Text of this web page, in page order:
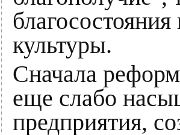
культуры.
Сначала
еще слабо
предприятия,